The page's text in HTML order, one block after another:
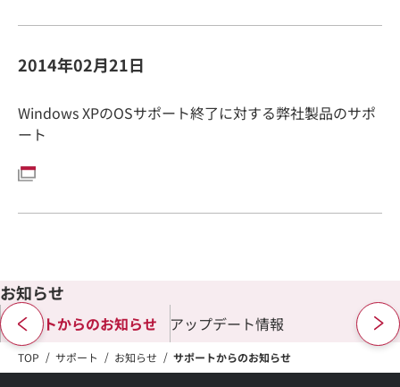
2014年02月21日
Windows XPのOSサポート終了に対する弊社製品のサポ
ート
お知らせ
サポートからのお知らせ アップデート情報
TOP サポート お知らせ サポートからのお知らせ